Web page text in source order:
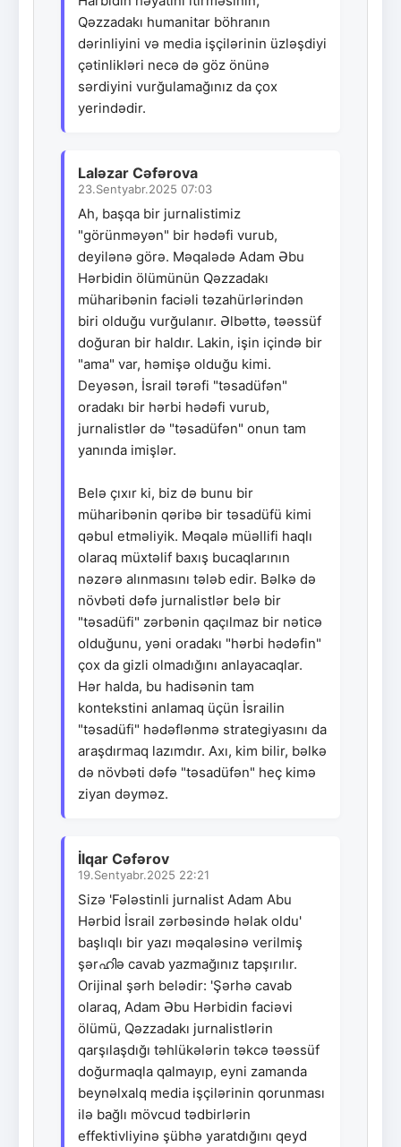
Qəzzadakı humanitar böhranın
dərinliyini və media işçilərinin üzləşdiyi
çətinlikləri necə də göz önünə
sərdiyini vurğulamağınız da çox
yerindədir.
Laləzar Cəfərova
23.Sentyabr.2025 07:03
Ah, başqa bir jurnalistimiz
"görünməyən" bir hədəfi vurub,
deyilənə görə. Məqalədə Adam Əbu
Hərbidin ölümünün Qəzzadakı
müharibənin faciəli təzahürlərindən
biri olduğu vurğulanır. Əlbəttə, təəssüf
doğuran bir haldır. Lakin, işin içində bir
"ama" var, həmişə olduğu kimi.
Deyəsən, İsrail tərəfi "təsadüfən"
oradakı bir hərbi hədəfi vurub,
jurnalistlər də "təsadüfən" onun tam
yanında imişlər.
Belə çıxır ki, biz də bunu bir
müharibənin qəribə bir təsadüfü kimi
qəbul etməliyik. Məqalə müəllifi haqlı
olaraq müxtəlif baxış bucaqlarının
nəzərə alınmasını tələb edir. Bəlkə də
növbəti dəfə jurnalistlər belə bir
"təsadüfi" zərbənin qaçılmaz bir nəticə
olduğunu, yəni oradakı "hərbi hədəfin"
çox da gizli olmadığını anlayacaqlar.
Hər halda, bu hadisənin tam
kontekstini anlamaq üçün İsrailin
"təsadüfi" hədəflənmə strategiyasını da
araşdırmaq lazımdır. Axı, kim bilir, bəlkə
də növbəti dəfə "təsadüfən" heç kimə
ziyan dəyməz.
İlqar Cəfərov
19.Sentyabr.2025 22:21
Sizə 'Fələstinli jurnalist Adam Abu
Hərbid İsrail zərbəsində həlak oldu'
başlıqlı bir yazı məqaləsinə verilmiş
şərഹിə cavab yazmağınız tapşırılır.
Orijinal şərh belədir: 'Şərhə cavab
olaraq, Adam Əbu Hərbidin faciəvi
ölümü, Qəzzadakı jurnalistlərin
qarşılaşdığı təhlükələrin təkcə təəssüf
doğurmaqla qalmayıp, eyni zamanda
beynəlxalq media işçilərinin qorunması
ilə bağlı mövcud tədbirlərin
effektivliyinə şübhə yaratdığını qeyd